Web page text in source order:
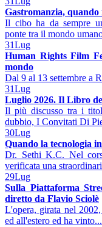
Gastromanzia,
Il cibo ha da sempre
ponte tra il mondo
31Lug
Human Rights Film
mondo
Dal 9 al 13 settembre a
31Lug
Luglio 2026. Il Libro
Il più discusso tra i
dubbio, I Convitati Di
30Lug
Quando la tecnologia
Dr. Sethi K.C. Nel
verificata una
29Lug
Sulla Piattaforma
diretto da Flavio Sciolè
L'opera, girata nel
ed all'estero ed ha vinto...